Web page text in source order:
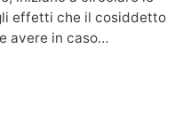
effetti che il cosiddetto
avere in caso…